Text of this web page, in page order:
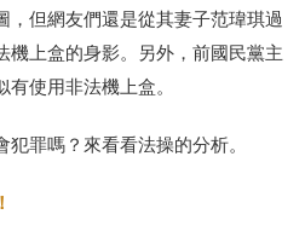
，但網友們還是從其妻子范瑋琪過
機上盒的身影。另外，前國民黨主
使用非法機上盒。
罪嗎？來看看法操的分析。